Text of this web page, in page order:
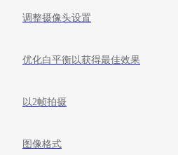
调整摄像头设置
优化白平衡以获得最佳效果
以2帧拍摄
图像格式